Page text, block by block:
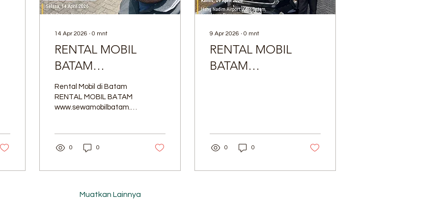
14 Apr 2026 ∙ 0 mnt
RENTAL MOBIL
BATAM
www.sewamobilbatam.co
wa.me/karimrentbatam
Pelayanan
Kementrans
Rental Mobil di Batam
RENTAL MOBIL BATAM
www.sewamobilbatam.co
0 0
9 Apr 2026 ∙ 0 mnt
RENTAL MOBIL
BATAM
0 0
Muatkan Lainnya